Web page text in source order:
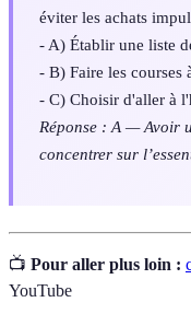
éviter les achats
- A) Établir une liste
- B) Faire les courses
- C) Choisir d'aller à
Réponse : A — Avoir
concentrer sur
📺 Pour aller plus loin :
YouTube